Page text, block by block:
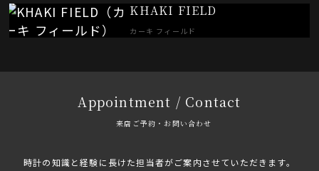
KHAKI FIELD
カーキ フィールド
Appointment / Contact
来店ご予約・お問い合わせ
時計の知識と経験に長けた担当者がご案内させていただきます。